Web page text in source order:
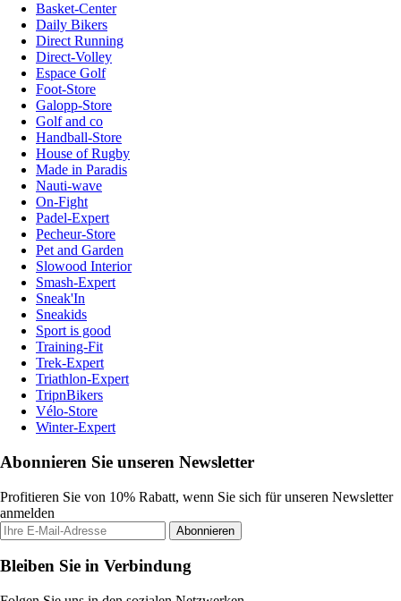
Basket-Center
Daily Bikers
Direct Running
Direct-Volley
Espace Golf
Foot-Store
Galopp-Store
Golf and co
Handball-Store
House of Rugby
Made in Paradis
Nauti-wave
On-Fight
Padel-Expert
Pecheur-Store
Pet and Garden
Slowood Interior
Smash-Expert
Sneak'In
Sneakids
Sport is good
Training-Fit
Trek-Expert
Triathlon-Expert
TripnBikers
Vélo-Store
Winter-Expert
Abonnieren Sie unseren Newsletter
Profitieren Sie von 10% Rabatt, wenn Sie sich für unseren Newsletter
anmelden
Abonnieren
Bleiben Sie in Verbindung